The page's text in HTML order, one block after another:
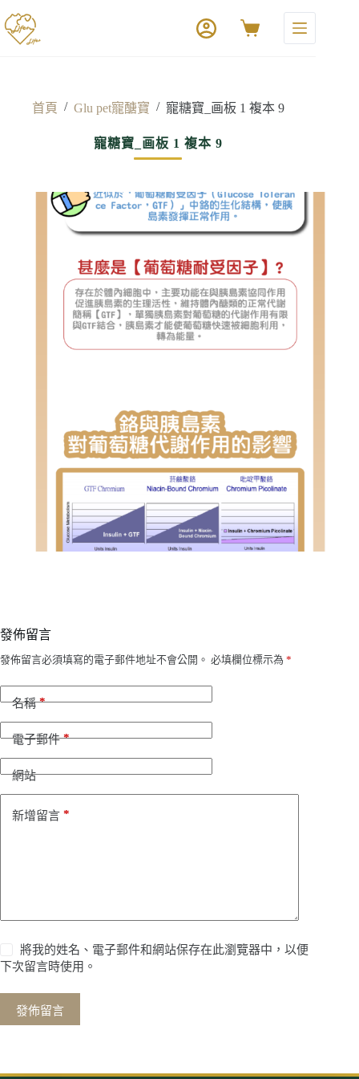
首頁 / Glu pet寵醣寶 / 寵糖寶_画板 1 複本 9
寵糖寶_画板 1 複本 9
發佈留言
發佈留言必須填寫的電子郵件地址不會公開。 必填欄位標示為 *
名稱*
電子郵件*
網站
新增留言 *
將我的姓名、電子郵件和網站保存在此瀏覽器中，以便
下次留言時使用。
發佈留言